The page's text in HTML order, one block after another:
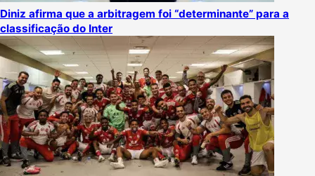
Diniz afirma que a arbitragem foi “determinante” para a
classificação do Inter